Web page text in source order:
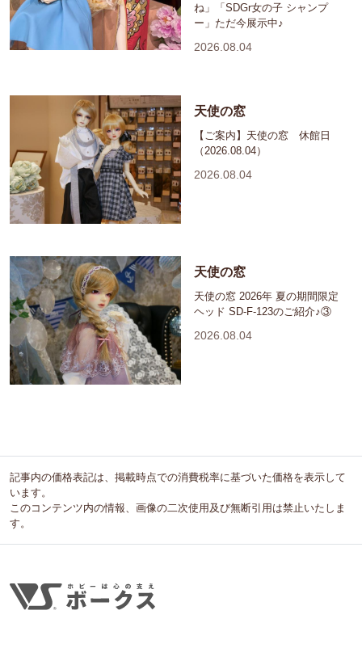
ね」「SDGr女の子 シャンプ
ー」ただ今展示中♪
2026.08.04
天使の窓
【ご案内】天使の窓 休館日
（2026.08.04）
2026.08.04
天使の窓
天使の窓 2026年 夏の期間限定
ヘッド SD-F-123のご紹介♪③
2026.08.04
記事内の価格表記は、掲載時点での消費税率に基づいた価格を表示して
います。
このコンテンツ内の情報、画像の二次使用及び無断引用は禁止いたしま
す。